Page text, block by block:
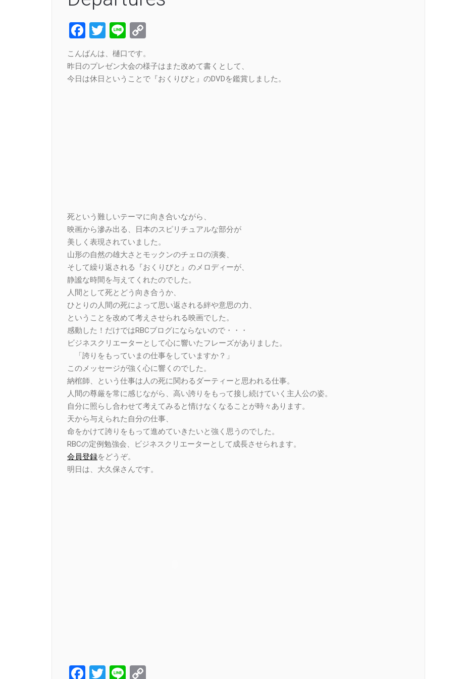
Facebook
Twitter
Line
こんばんは、樋口です。
昨日のプレゼン大会の様子はまた改めて書くとして、
今日は休日ということで『おくりびと』のDVDを鑑賞しました。
死という難しいテーマに向き合いながら、
映画から滲み出る、日本のスピリチュアルな部分が
美しく表現されていました。
山形の自然の雄大さとモックンのチェロの演奏、
そして繰り返される『おくりびと』のメロディーが、
静謐な時間を与えてくれたのでした。
人間として死とどう向き合うか、
ひとりの人間の死によって思い返される絆や意思の力、
ということを改めて考えさせられる映画でした。
感動した！だけではRBCブログにならないので・・・
ビジネスクリエーターとして心に響いたフレーズがありました。
「誇りをもっていまの仕事をしていますか？」
このメッセージが強く心に響くのでした。
納棺師、という仕事は人の死に関わるダーティーと思われる仕事。
人間の尊厳を常に感じながら、高い誇りをもって接し続けていく主人公の姿。
自分に照らし合わせて考えてみると情けなくなることが時々あります。
天から与えられた自分の仕事、
命をかけて誇りをもって進めていきたいと強く思うのでした。
RBCの定例勉強会、ビジネスクリエーターとして成長させられます。
会員登録をどうぞ。
明日は、大久保さんです。
Facebook
Twitter
Line